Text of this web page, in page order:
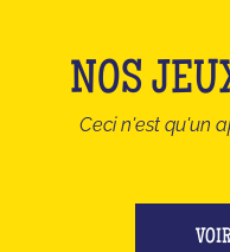
NOS
Ceci n'est qu'un